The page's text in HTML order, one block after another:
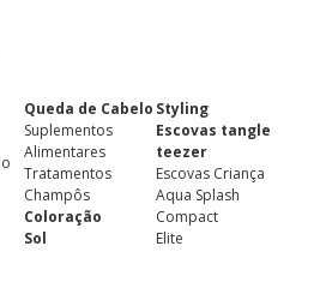
Queda de Cabelo
Suplementos
Alimentares
Tratamentos
Champôs
Coloração
Sol
Styling
Escovas tangle
teezer
Escovas Criança
Aqua Splash
Compact
Elite